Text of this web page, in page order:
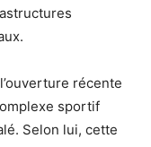
récente
sportif
Selon lui, cette